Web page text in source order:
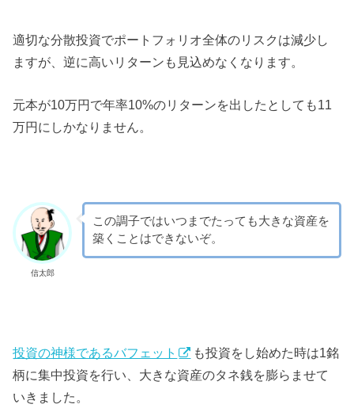
適切な分散投資でポートフォリオ全体のリスクは減少し
ますが、逆に高いリターンも見込めなくなります。
元本が10万円で年率10%のリターンを出したとしても11
万円にしかなりません。
信太郎
この調子ではいつまでたっても大きな資産を
築くことはできないぞ。
投資の神様であるバフェット
も投資をし始めた時は1銘
柄に集中投資を行い、大きな資産のタネ銭を膨らませて
いきました。